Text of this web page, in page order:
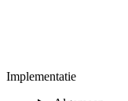
Implementatie